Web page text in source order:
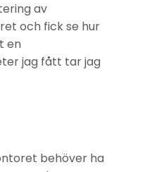
av
och fick se hur
en
jag fått tar jag
behöver ha